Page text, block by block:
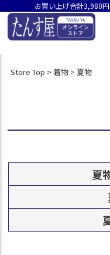
お買い上げ合計3,980
Store Top 着物 夏物
夏
身丈（選べるのは1つ
身丈154.5cm未満
身丈155～159.5cm
身丈160～164.5cm
身丈170cm以上
在庫なし商品を表
価格が高い順